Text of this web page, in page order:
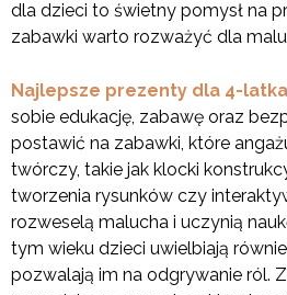
dla dzieci to świetny pomysł na
zabawki warto rozważyć dla
Najlepsze prezenty dla 4-latka
sobie edukację, zabawę oraz
postawić na zabawki, które
twórczy, takie jak klocki
tworzenia rysunków czy
rozweselą malucha i uczynią
tym wieku dzieci uwielbiają
pozwalają im na odgrywanie ról.